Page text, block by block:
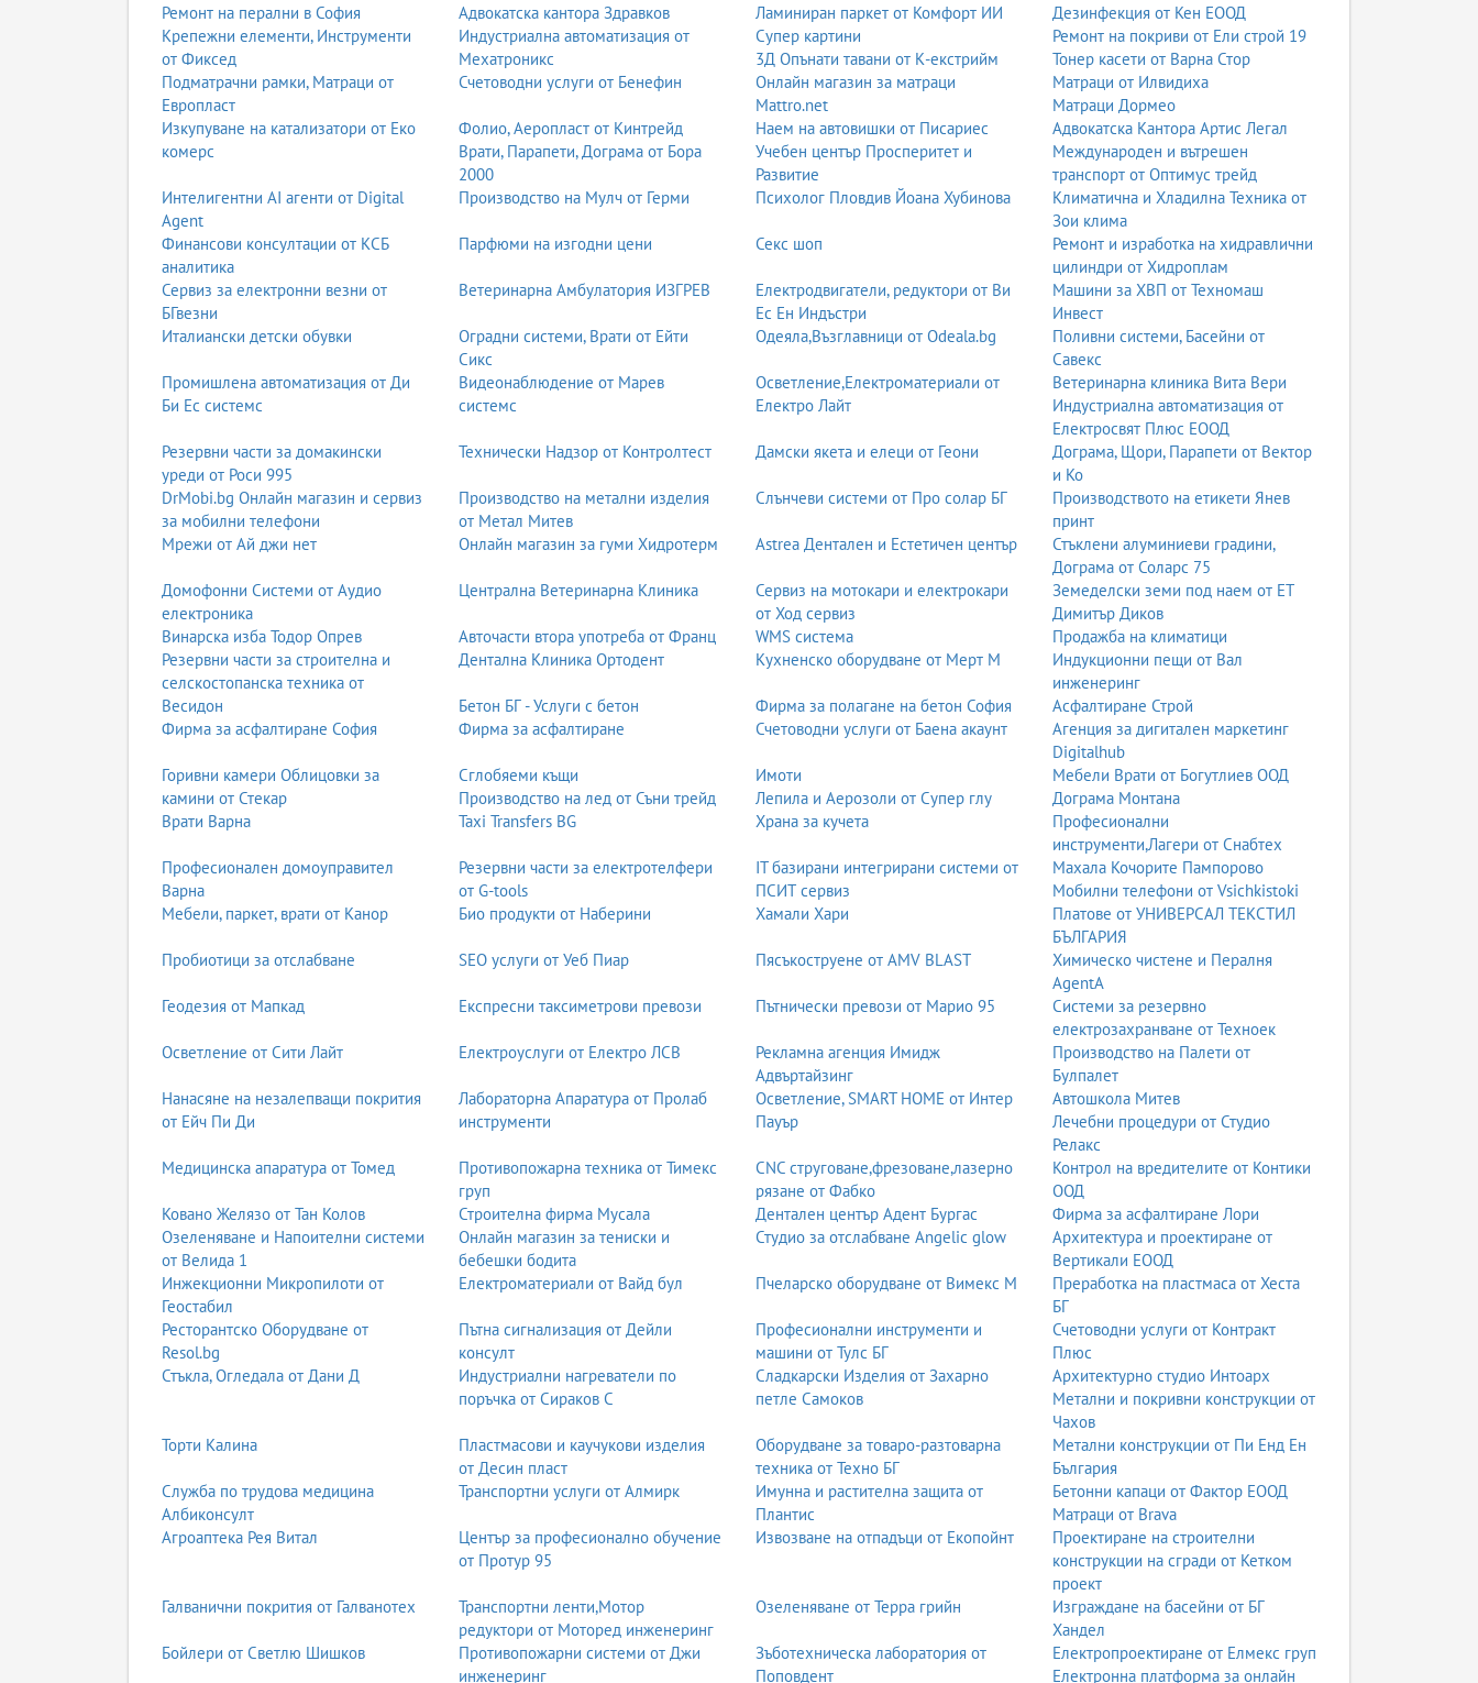
Ремонт на перални в София Адвокатска кантора Здравков Ламиниран паркет от Комфорт ИИ
Дезинфекция от Кен ЕООД
Крепежни елементи, Инструменти
от Фиксед
Индустриална автоматизация от
Мехатроникс
Супер картини
Ремонт на покриви от Ели строй 19
3Д Опънати тавани от К-екстрийм
Тонер касети от Варна Стор
Подматрачни рамки, Матраци от
Европласт
Счетоводни услуги от Бенефин
Онлайн магазин за матраци
Mattro.net
Матраци от Илвидиха
Матраци Дормео
Изкупуване на катализатори от Еко
комерс
Фолио, Аеропласт от Кинтрейд Наем на автовишки от Писариес
Адвокатска Кантора Артис Легал
Врати, Парапети, Дограма от Бора
2000
Учебен център Просперитет и
Развитие
Международен и вътрешен
транспорт от Оптимус трейд
Интелигентни AI агенти от Digital
Agent
Производство на Мулч от Герми Психолог Пловдив Йоана Хубинова
Климатична и Хладилна Техника от
Зои клима
Финансови консултации от КСБ
аналитика
Парфюми на изгодни цени Секс шоп
Ремонт и изработка на хидравлични
цилиндри от Хидроплам
Сервиз за електронни везни от
БГвезни
Ветеринарна Амбулатория ИЗГРЕВ
Електродвигатели, редуктори от Ви
Ес Ен Индъстри
Машини за ХВП от Техномаш
Инвест
Италиански детски обувки
Оградни системи, Врати от Ейти
Сикс
Одеяла,Възглавници от Odeala.bg
Поливни системи, Басейни от
Савекс
Промишлена автоматизация от Ди
Би Ес системс
Видеонаблюдение от Марев
системс
Осветление,Електроматериали от
Електро Лайт
Ветеринарна клиника Вита Вери
Индустриална автоматизация от
Електросвят Плюс ЕООД
Резервни части за домакински
уреди от Роси 995
Технически Надзор от Контролтест Дамски якета и елеци от Геони
Дограма, Щори, Парапети от Вектор
и Ко
DrMobi.bg Онлайн магазин и сервиз
за мобилни телефони
Производство на метални изделия
от Метал Митев
Слънчеви системи от Про солар БГ
Производството на етикети Янев
принт
Мрежи от Ай джи нет
Онлайн магазин за гуми Хидротерм Astrea Дентален и Естетичен център
Стъклени алуминиеви градини,
Дограма от Соларс 75
Домофонни Системи от Аудио
електроника
Централна Ветеринарна Клиника
Сервиз на мотокари и електрокари
от Ход сервиз
Земеделски земи под наем от ЕТ
Димитър Диков
Винарска изба Тодор Опрев
Авточасти втора употреба от Франц WMS система
Продажба на климатици
Резервни части за строителна и
селскостопанска техника от
Весидон
Дентална Клиника Ортодент Кухненско оборудване от Мерт М
Индукционни пещи от Вал
инженеринг
Бетон БГ - Услуги с бетон
Фирма за полагане на бетон София
Асфалтиране Строй
Фирма за асфалтиране София
Фирма за асфалтиране Счетоводни услуги от Баена акаунт
Агенция за дигитален маркетинг
Digitalhub
Горивни камери Облицовки за
камини от Стекар
Сглобяеми къщи Имоти
Мебели Врати от Богутлиев ООД
Производство на лед от Съни трейд
Лепила и Аерозоли от Супер глу
Дограма Монтана
Врати Варна
Taxi Transfers BG Храна за кучета
Професионални
инструменти,Лагери от Снабтех
Професионален домоуправител
Варна
Резервни части за електротелфери
от G-tools
IT базирани интегрирани системи от
ПСИТ сервиз
Махала Кочорите Пампорово
Мобилни телефони от Vsichkistoki
Мебели, паркет, врати от Канор
Био продукти от Наберини Хамали Хари
Платове от УНИВЕРСАЛ ТЕКСТИЛ
БЪЛГАРИЯ
Пробиотици за отслабване
SEO услуги от Уеб Пиар Пясъкоструене от AMV BLAST
Химическо чистене и Пералня
AgentA
Геодезия от Мапкад
Експресни таксиметрови превози Пътнически превози от Марио 95
Системи за резервно
електрозахранване от Техноек
Осветление от Сити Лайт
Електроуслуги от Електро ЛСВ
Рекламна агенция Имидж
Адвъртайзинг
Производство на Палети от
Булпалет
Нанасяне на незалепващи покрития
от Ейч Пи Ди
Лабораторна Апаратура от Пролаб
инструменти
Осветление, SMART HOME от Интер
Пауър
Автошкола Митев
Лечебни процедури от Студио
Релакс
Медицинска апаратура от Томед
Противопожарна техника от Тимекс
груп
CNC струговане,фрезоване,лазерно
рязане от Фабко
Контрол на вредителите от Контики
ООД
Ковано Желязо от Тан Колов
Строителна фирма Мусала Дентален център Адент Бургас
Фирма за асфалтиране Лори
Озеленяване и Напоителни системи
от Велида 1
Онлайн магазин за тениски и
бебешки бодита
Студио за отслабване Angelic glow
Архитектура и проектиране от
Вертикали ЕООД
Инжекционни Микропилоти от
Геостабил
Електроматериали от Вайд бул Пчеларско оборудване от Вимекс М
Преработка на пластмаса от Хеста
БГ
Ресторантско Оборудване от
Resol.bg
Пътна сигнализация от Дейли
консулт
Професионални инструменти и
машини от Тулс БГ
Счетоводни услуги от Контракт
Плюс
Стъкла, Огледала от Дани Д
Индустриални нагреватели по
поръчка от Сираков С
Сладкарски Изделия от Захарно
петле Самоков
Архитектурно студио Интоарх
Метални и покривни конструкции от
Чахов
Торти Калина
Пластмасови и каучукови изделия
от Десин пласт
Оборудване за товаро-разтоварна
техника от Техно БГ
Метални конструкции от Пи Енд Ен
България
Служба по трудова медицина
Албиконсулт
Транспортни услуги от Алмирк
Имунна и растителна защита от
Плантис
Бетонни капаци от Фактор ЕООД
Матраци от Brava
Агроаптека Рея Витал
Център за професионално обучение
от Протур 95
Извозване на отпадъци от Екопойнт
Проектиране на строителни
конструкции на сгради от Кетком
проект
Галванични покрития от Галванотех
Транспортни ленти,Мотор
редуктори от Моторед инженеринг
Озеленяване от Терра грийн
Изграждане на басейни от БГ
Хандел
Бойлери от Светлю Шишков
Противопожарни системи от Джи
инженеринг
Зъботехническа лаборатория от
Поповдент
Електропроектиране от Елмекс груп
Електронна платформа за онлайн